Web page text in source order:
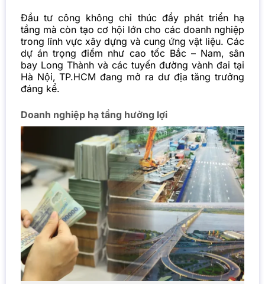
Đầu tư công không chỉ thúc đẩy phát triển hạ
tầng mà còn tạo cơ hội lớn cho các doanh nghiệp
trong lĩnh vực xây dựng và cung ứng vật liệu. Các
dự án trọng điểm như cao tốc Bắc – Nam, sân
bay Long Thành và các tuyến đường vành đai tại
Hà Nội, TP.HCM đang mở ra dư địa tăng trưởng
đáng kể.
Doanh nghiệp hạ tầng hưởng lợi